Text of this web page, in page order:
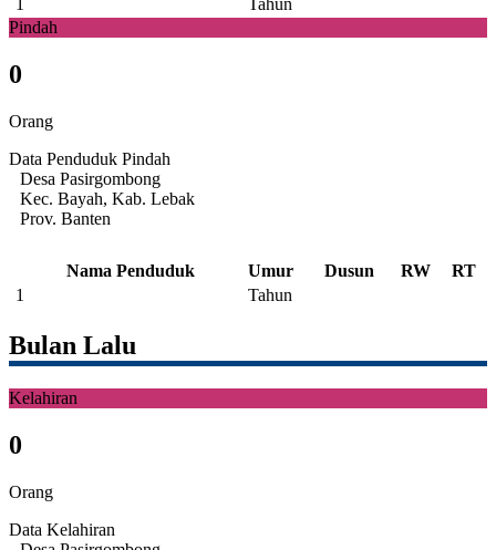
1
Tahun
Pindah
0
Orang
Data Penduduk Pindah
Desa Pasirgombong
Kec. Bayah, Kab. Lebak
Prov. Banten
Nama Penduduk Umur Dusun RW
RT
1
Tahun
Bulan Lalu
Kelahiran
0
Orang
Data Kelahiran